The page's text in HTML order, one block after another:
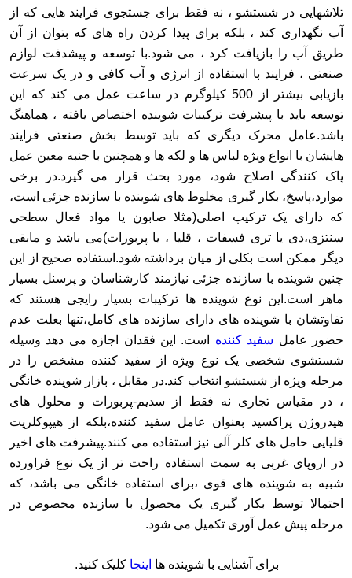
تلاشهایی در شستشو ، نه فقط برای جستجوی فرایند هایی که از
آب نگهداری کند ، بلکه برای پیدا کردن راه های که بتوان از آن
طریق آب را بازیافت کرد ، می شود.با توسعه و پیشدفت لوازم
صنعتی ، فرایند با استفاده از انرژی و آب کافی و در یک سرعت
بازیابی بیشتر از 500 کیلوگرم در ساعت عمل می کند که این
توسعه باید با پیشرفت ترکیبات شوینده اختصاص یافته ، هماهنگ
باشد.عامل محرک دیگری که باید توسط بخش صنعتی فرایند
هایشان با انواع ویژه لباس ها و لکه ها و همچنین با جنبه معین عمل
پاک کنندگی اصلاح شود، مورد بحث قرار می گیرد.در برخی
موارد،پاسخ، بکار گیری مخلوط های شوینده با سازنده جزئی است،
که دارای یک ترکیب اصلی(مثلا صابون یا مواد فعال سطحی
سنتزی،دی یا تری فسفات ، قلیا ، یا پربورات)می باشد و مابقی
دیگر ممکن است بکلی از میان برداشته شود.استفاده صحیح از این
چنین شوینده با سازنده جزئی نیازمند کارشناسان و پرسنل بسیار
ماهر است.این نوع شوینده ها ترکیبات بسیار رایجی هستند که
تفاوتشان با شوینده های دارای سازنده های کامل،تنها بعلت عدم
حضور عامل سفید کننده است. این فقدان اجازه می دهد وسیله
شستشوی شخصی یک نوع ویژه از سفید کننده مشخص را در
مرحله ویژه از شستشو انتخاب کند.در مقابل ، بازار شوینده خانگی
، در مقیاس تجاری نه فقط از سدیم-پربورات و محلول های
هیدروژن پراکسید بعنوان عامل سفید کننده،بلکه از هیپوکلریت
قلیایی حامل های کلر آلی نیز استفاده می کنند.پیشرفت های اخیر
در اروپای غربی به سمت استفاده راحت تر از یک نوع فراورده
شبیه به شوینده های قوی ،برای استفاده خانگی می باشد، که
احتمالا توسط بکار گیری یک محصول با سازنده مخصوص در
مرحله پیش عمل آوری تکمیل می شود.
برای آشنایی با شوینده ها اینجا کلیک کنید.